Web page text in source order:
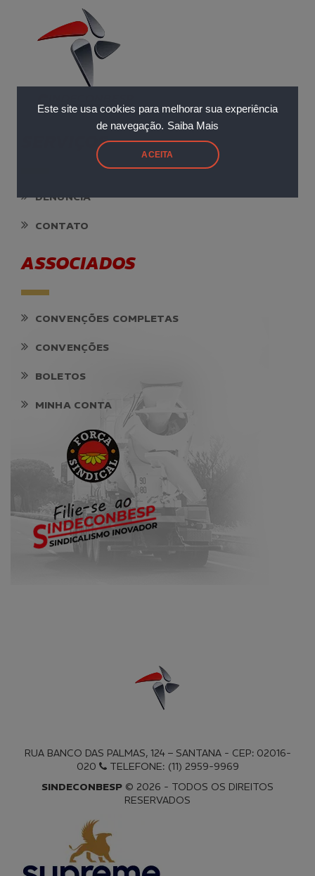
Este site usa cookies para melhorar sua experiência
de navegação. Saiba Mais
ACEITA
SERVIÇOS
DENUNCIA
CONTATO
ASSOCIADOS
CONVENÇÕES COMPLETAS
CONVENÇÕES
BOLETOS
MINHA CONTA
RUA BANCO DAS PALMAS, 124 – SANTANA - CEP: 02016-
020
TELEFONE: (11) 2959-9969
SINDECONBESP © 2026 - TODOS OS DIREITOS
RESERVADOS